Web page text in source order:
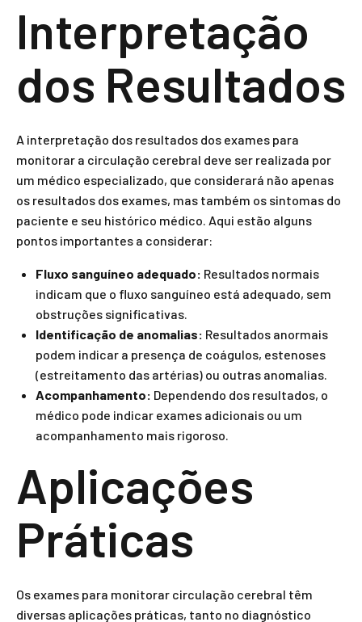
Interpretação
dos Resultados
A interpretação dos resultados dos exames para
monitorar a circulação cerebral deve ser realizada por
um médico especializado, que considerará não apenas
os resultados dos exames, mas também os sintomas do
paciente e seu histórico médico. Aqui estão alguns
pontos importantes a considerar:
Fluxo sanguíneo adequado: Resultados normais
indicam que o fluxo sanguíneo está adequado, sem
obstruções significativas.
Identificação de anomalias: Resultados anormais
podem indicar a presença de coágulos, estenoses
(estreitamento das artérias) ou outras anomalias.
Acompanhamento: Dependendo dos resultados, o
médico pode indicar exames adicionais ou um
acompanhamento mais rigoroso.
Aplicações
Práticas
Os exames para monitorar circulação cerebral têm
diversas aplicações práticas, tanto no diagnóstico